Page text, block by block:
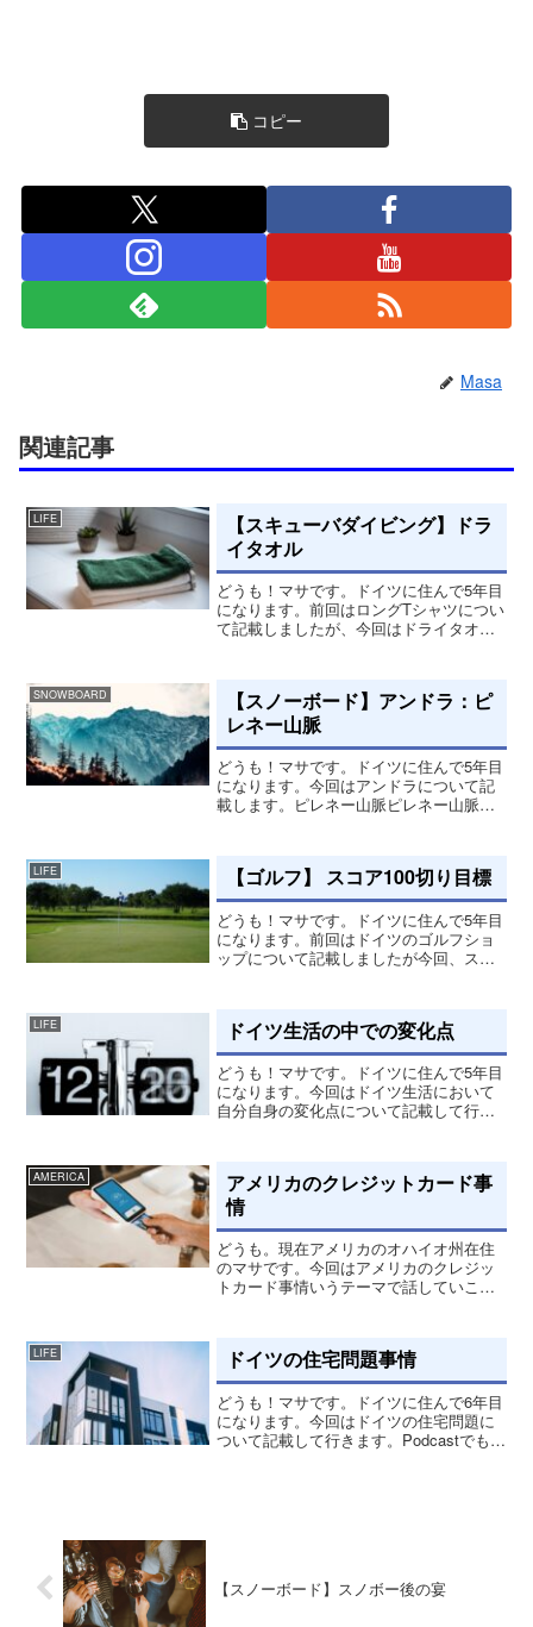
コピー
Masa
関連記事
LIFE
【スキューバダイビング】ドラ
イタオル
どうも！マサです。ドイツに住んで5年目
になります。前回はロングTシャツについ
て記載しましたが、今回はドライタオル
れ一つ持っているとと...
SNOWBOARD
【スノーボード】アンドラ：ピ
レネー山脈
どうも！マサです。ドイツに住んで5年目
になります。今回はアンドラについて記
載します。ピレネー山脈ピレネー山脈に
けます。アンドラの西と...
LIFE 【ゴルフ】 スコア100切り目標
どうも！マサです。ドイツに住んで5年目
になります。前回はドイツのゴルフショ
ップについて記載しましたが今回、スコ
んです。練習...
LIFE ドイツ生活の中での変化点
どうも！マサです。ドイツに住んで5年目
になります。今回はドイツ生活において
自分自身の変化点について記載して行き
と思います。僕...
AMERICA
アメリカのクレジットカード事
情
どうも。現在アメリカのオハイオ州在住
のマサです。今回はアメリカのクレジッ
トカード事情いうテーマで話していこう
ぎるのが早いし、今年もあっという間に
終わりそうです。前の記事...
LIFE ドイツの住宅問題事情
どうも！マサです。ドイツに住んで6年目
になります。今回はドイツの住宅問題に
ついて記載して行きます。Podcastでも話
【スノーボード】スノボー後の宴